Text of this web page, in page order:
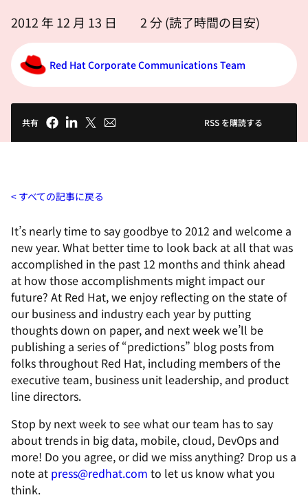
だ
い
2012 年 12 月 13 日 2分 (読了時間の目安)
Red Hat Corporate Communications Team
共有 RSS を購読する
すべての記事に戻る
It’s nearly time to say goodbye to 2012 and welcome a
new year. What better time to look back at all that was
accomplished in the past 12 months and think ahead
at how those accomplishments might impact our
future? At Red Hat, we enjoy reflecting on the state of
our business and industry each year by putting
thoughts down on paper, and next week we’ll be
publishing a series of “predictions” blog posts from
folks throughout Red Hat, including members of the
executive team, business unit leadership, and product
line directors.
Stop by next week to see what our team has to say
about trends in big data, mobile, cloud, DevOps and
more! Do you agree, or did we miss anything? Drop us a
note at press@redhat.com to let us know what you
think.